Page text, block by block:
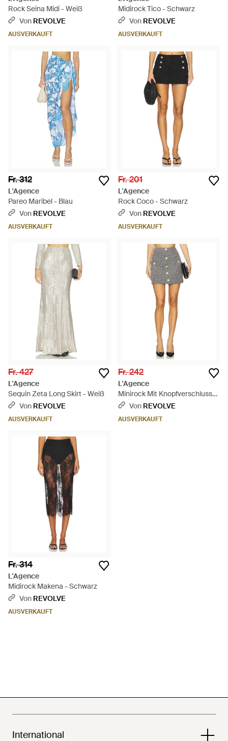
Rock Seina Midi - Weiß
Von REVOLVE
AUSVERKAUFT
Midirock Tico - Schwarz
Von REVOLVE
AUSVERKAUFT
Fr. 312
L'Agence
Pareo Maribel - Blau
Von REVOLVE
AUSVERKAUFT
Fr. 201
L'Agence
Rock Coco - Schwarz
Von REVOLVE
AUSVERKAUFT
Fr. 427
L'Agence
Sequin Zeta Long Skirt - Weiß
Von REVOLVE
AUSVERKAUFT
Fr. 242
L'Agence
Minirock Mit Knopfverschluss
Zander - Mehrfarbig
Von REVOLVE
AUSVERKAUFT
Fr. 314
L'Agence
Midirock Makena - Schwarz
Von REVOLVE
AUSVERKAUFT
International